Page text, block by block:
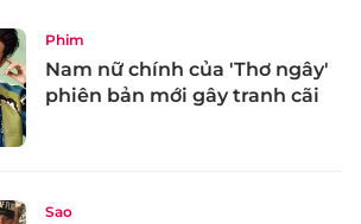
Phim
Nam nữ chính của 'Thơ ngây'
phiên bản mới gây tranh cãi
Sao